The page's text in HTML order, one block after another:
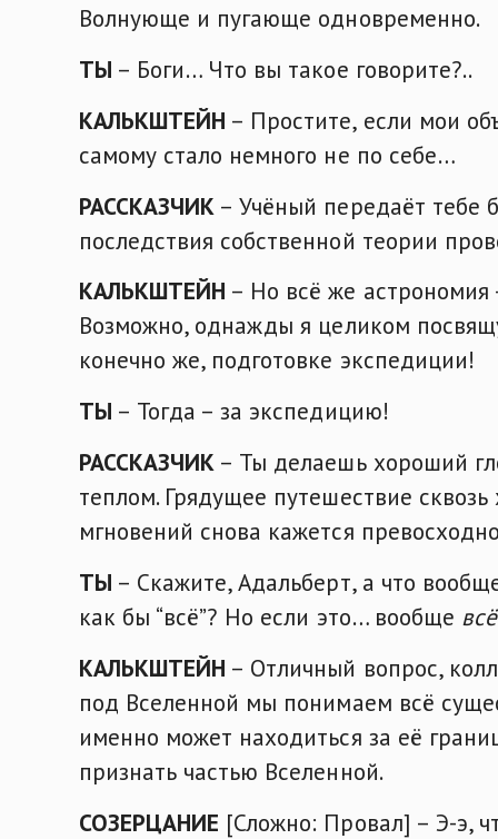
Волнующе и пугающе одновременно.
ТЫ – Боги… Что вы такое говорите?..
КАЛЬКШТЕЙН – Простите, если мои
самому стало немного не по себе…
РАССКАЗЧИК – Учёный передаёт тебе
последствия собственной теории
КАЛЬКШТЕЙН – Но всё же астрономия
Возможно, однажды я целиком
конечно же, подготовке экспедиции!
ТЫ – Тогда – за экспедицию!
РАССКАЗЧИК – Ты делаешь хороший
теплом. Грядущее путешествие
мгновений снова кажется
ТЫ – Скажите, Адальберт, а что
как бы “всё”? Но если это… вообще всё
КАЛЬКШТЕЙН – Отличный вопрос,
под Вселенной мы понимаем всё
именно может находиться за её
признать частью Вселенной.
СОЗЕРЦАНИЕ [Сложно: Провал] – Э-э,